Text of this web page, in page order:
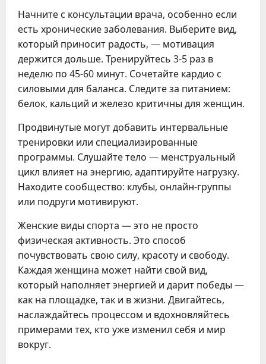
Начните с консультации врача, особенно если
есть хронические заболевания. Выберите вид,
который приносит радость, — мотивация
держится дольше. Тренируйтесь 3-5 раз в
неделю по 45-60 минут. Сочетайте кардио с
силовыми для баланса. Следите за питанием:
белок, кальций и железо критичны для женщин.
Продвинутые могут добавить интервальные
тренировки или специализированные
программы. Слушайте тело — менструальный
цикл влияет на энергию, адаптируйте нагрузку.
Находите сообщество: клубы, онлайн-группы
или подруги мотивируют.
Женские виды спорта — это не просто
физическая активность. Это способ
почувствовать свою силу, красоту и свободу.
Каждая женщина может найти свой вид,
который наполняет энергией и дарит победы —
как на площадке, так и в жизни. Двигайтесь,
наслаждайтесь процессом и вдохновляйтесь
примерами тех, кто уже изменил себя и мир
вокруг.